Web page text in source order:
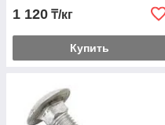
1 120 ₸/кг
Купить